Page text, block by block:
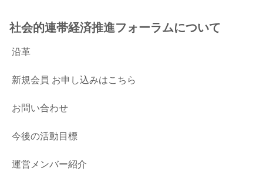
社会的連帯経済推進フォーラムについて
沿革
新規会員 お申し込みはこちら
お問い合わせ
今後の活動目標
運営メンバー紹介